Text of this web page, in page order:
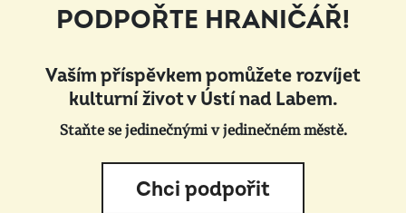
PODPOŘTE HRANIČÁŘ!
Vaším příspěvkem pomůžete rozvíjet
kulturní život v Ústí nad Labem.
Staňte se jedinečnými v jedinečném městě.
Chci podpořit